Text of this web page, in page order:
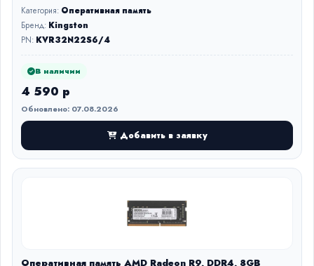
Категория: Оперативная память
Бренд: Kingston
PN: KVR32N22S6/4
В наличии
4 590 р
Обновлено: 07.08.2026
Добавить в заявку
Оперативная память AMD Radeon R9, DDR4, 8GB